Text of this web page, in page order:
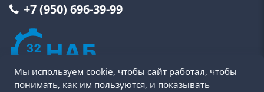
+7 (950) 696-39-99
Мы используем cookie, чтобы сайт работал, чтобы
понимать, как им пользуются, и показывать